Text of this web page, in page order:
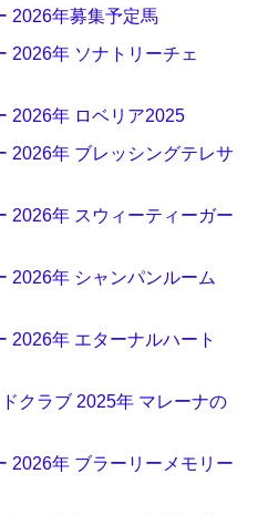
2026年募集予定馬
2026年 ソナトリーチェ
2026年 ロベリア2025
2026年 ブレッシングテレサ
2026年 スウィーティーガー
2026年 シャンパンルーム
2026年 エターナルハート
クラブ 2025年 マレーナの
2026年 ブラーリーメモリー